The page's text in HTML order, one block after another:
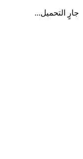
جارٍ التحميل...